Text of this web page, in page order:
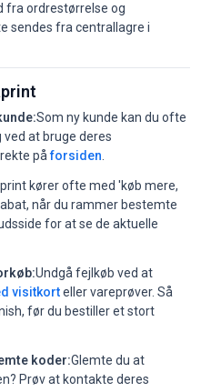
fra ordrestørrelse og
sendes fra centrallagre i
Som ny kunde kan du ofte
at bruge deres
påforsiden
kører ofte med 'køb mere,
når du rammer bestemte
for at se de aktuelle
Undgå fejlkøb ved at
visitkorteller vareprøver. Så
før du bestiller et stort
koder:Glemte du at
Prøv at kontakte deres